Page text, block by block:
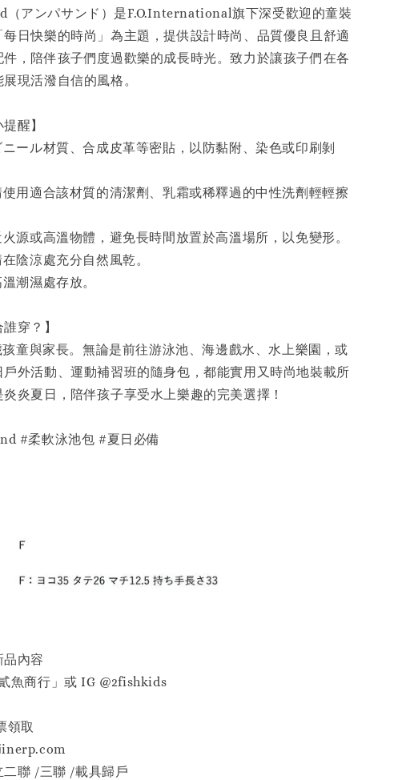
（アンパサンド）是F.O.International旗下深受歡迎的童裝
每日快樂的時尚」為主題，提供設計時尚、品質優良且舒適
件，陪伴孩子們度過歡樂的成長時光。致力於讓孩子們在各
現活潑自信的風格。
醒】
ール材質、合成皮革等密貼，以防黏附、染色或印刷剝
用適合該材質的清潔劑、乳霜或稀釋過的中性洗劑輕輕擦
源或高溫物體，避免長時間放置於高溫場所，以免變形。
陰涼處充分自然風乾。
潮濕處存放。
穿？】
童與家長。無論是前往游泳池、海邊戲水、水上樂園，或
戶外活動、運動補習班的隨身包，都能實用又時尚地裝載所
炎夏日，陪伴孩子享受水上樂趣的完美選擇！
#柔軟泳池包 #夏日必備
內容
魚商行」或 IG @2fishkids
領取
二聯 /三聯 /載具歸戶